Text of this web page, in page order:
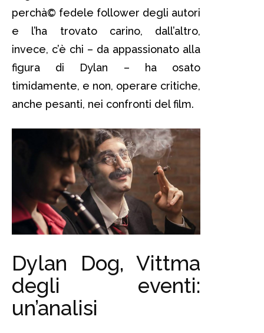
perchà© fedele follower degli autori
e l’ha trovato carino, dall’altro,
invece, c’è chi – da appassionato alla
figura di Dylan – ha osato
timidamente, e non, operare critiche,
anche pesanti, nei confronti del film.
Dylan Dog, Vittma
degli eventi:
un’analisi